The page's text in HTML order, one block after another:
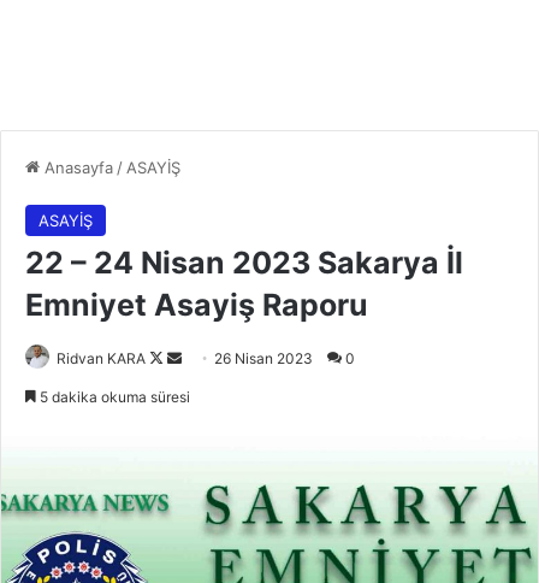
Anasayfa / ASAYİŞ
ASAYİŞ
22 – 24 Nisan 2023 Sakarya İl
Emniyet Asayiş Raporu
Ridvan KARA
Follow
Bir
26 Nisan 2023 0
5 dakika okuma süresi